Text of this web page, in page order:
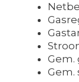
Gem.
Gem.